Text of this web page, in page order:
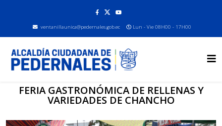
ventanillaunica@pedernales.gob.ec Lun - Vie 08H00 - 17H00
FERIA GASTRONÓMICA DE RELLENAS Y
VARIEDADES DE CHANCHO